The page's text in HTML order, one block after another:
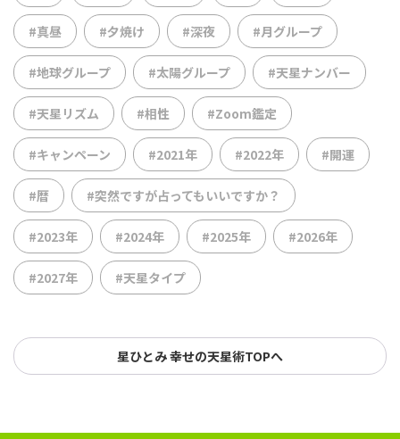
#真昼 #夕焼け #深夜 #月グループ
#地球グループ #太陽グループ #天星ナンバー
#天星リズム #相性 #Zoom鑑定
#キャンペーン #2021年 #2022年 #開運
#暦 #突然ですが占ってもいいですか？
#2023年 #2024年 #2025年 #2026年
#2027年 #天星タイプ
星ひとみ 幸せの天星術TOPへ